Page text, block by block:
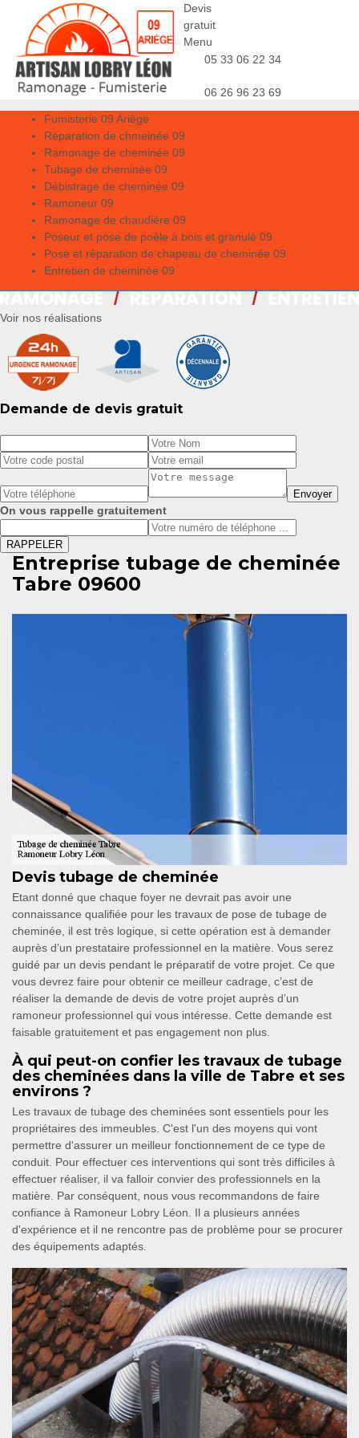
Devis
gratuit
Menu
05 33 06 22 34
06 26 96 23 69
Fumisterie 09 Ariège
Réparation de chmeinée 09
Ramonage de cheminée 09
Tubage de cheminée 09
Débistrage de cheminée 09
Ramoneur 09
Ramonage de chaudière 09
Poseur et pose de poêle à bois et granulé 09
Pose et réparation de chapeau de cheminée 09
Entretien de cheminée 09
Voir nos réalisations
Demande de devis gratuit
On vous rappelle gratuitement
Entreprise tubage de cheminée
Tabre 09600
Devis tubage de cheminée
Etant donné que chaque foyer ne devrait pas avoir une
connaissance qualifiée pour les travaux de pose de tubage de
cheminée, il est très logique, si cette opération est à demander
auprès d’un prestataire professionnel en la matière. Vous serez
guidé par un devis pendant le préparatif de votre projet. Ce que
vous devrez faire pour obtenir ce meilleur cadrage, c’est de
réaliser la demande de devis de votre projet auprès d’un
ramoneur professionnel qui vous intéresse. Cette demande est
faisable gratuitement et pas engagement non plus.
À qui peut-on confier les travaux de tubage
des cheminées dans la ville de Tabre et ses
environs ?
Les travaux de tubage des cheminées sont essentiels pour les
propriétaires des immeubles. C'est l'un des moyens qui vont
permettre d'assurer un meilleur fonctionnement de ce type de
conduit. Pour effectuer ces interventions qui sont très difficiles à
effectuer réaliser, il va falloir convier des professionnels en la
matière. Par conséquent, nous vous recommandons de faire
confiance à Ramoneur Lobry Léon. Il a plusieurs années
d'expérience et il ne rencontre pas de problème pour se procurer
des équipements adaptés.